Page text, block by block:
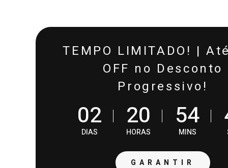
TEMPO LIMITADO! |
OFF no Desconto
Progressivo!
02
DIAS
20
HORAS
54
MINS
GARANTIR